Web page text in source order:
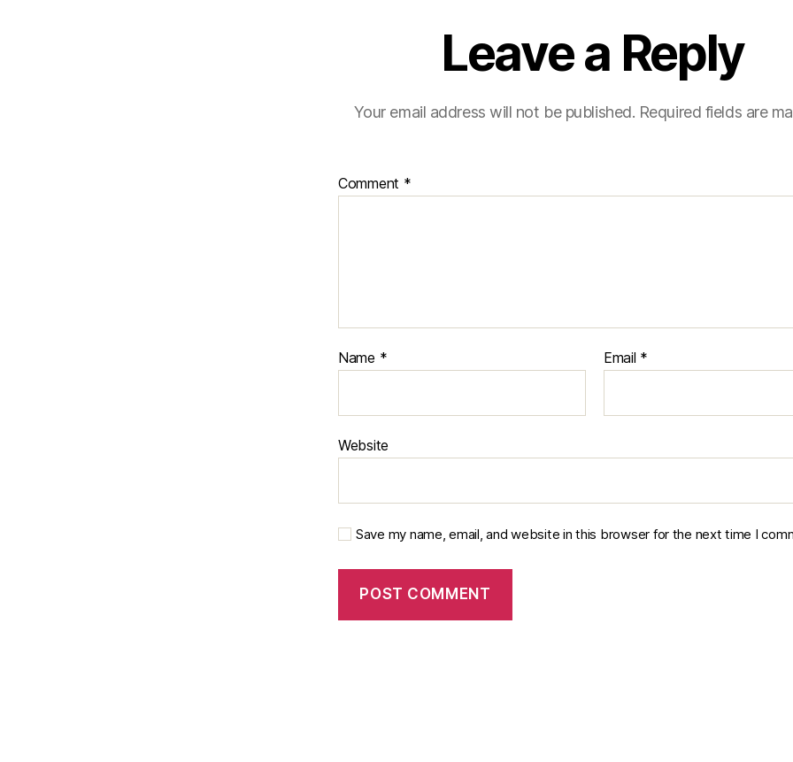
Leave a Reply
Your email address will not be published. Required fields are
Comment *
Name * Email *
Website
Save my name, email, and website in this browser for the next time I